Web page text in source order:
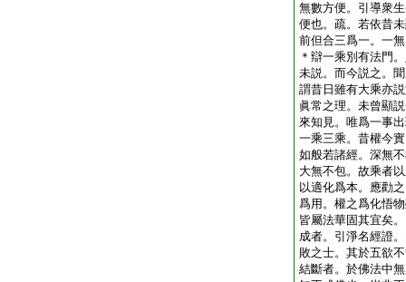
無數方便。引導衆
便也。疏。若依昔
前但合三爲一。一
＊辯一乘別有法門
未説。而今説之。
謂昔日雖有大乘亦
眞常之理。未曾顯
來知見。唯爲一事
一乘三乘。昔權今
如般若諸經。深無
大無不包。故乘者
以適化爲本。應勸
爲用。權之爲化悟
皆屬法華固其宜矣
成者。引淨名經證
敗之士。其於五欲
結斷者。於佛法中